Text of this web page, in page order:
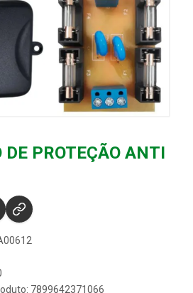
DE PROTEÇÃO ANTI
7899642371066